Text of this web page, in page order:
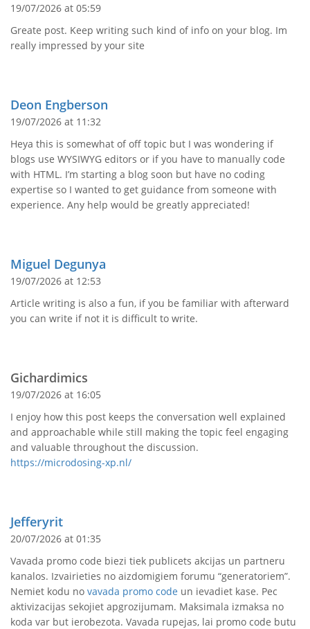
19/07/2026 at 05:59
Greate post. Keep writing such kind of info on your blog. Im
really impressed by your site
Deon Engberson
19/07/2026 at 11:32
Heya this is somewhat of off topic but I was wondering if
blogs use WYSIWYG editors or if you have to manually code
with HTML. I’m starting a blog soon but have no coding
expertise so I wanted to get guidance from someone with
experience. Any help would be greatly appreciated!
Miguel Degunya
19/07/2026 at 12:53
Article writing is also a fun, if you be familiar with afterward
you can write if not it is difficult to write.
Gichardimics
19/07/2026 at 16:05
I enjoy how this post keeps the conversation well explained
and approachable while still making the topic feel engaging
and valuable throughout the discussion.
https://microdosing-xp.nl/
Jefferyrit
20/07/2026 at 01:35
Vavada promo code biezi tiek publicets akcijas un partneru
kanalos. Izvairieties no aizdomigiem forumu “generatoriem”.
Nemiet kodu no vavada promo code un ievadiet kase. Pec
aktivizacijas sekojiet apgrozijumam. Maksimala izmaksa no
koda var but ierobezota. Vavada rupejas, lai promo code butu